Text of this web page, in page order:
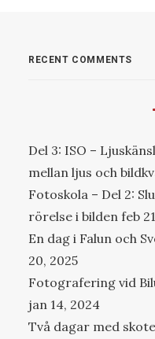
RECENT COMMENTS
Del 3: ISO –
mellan ljus och
Fotoskola – Del 2:
rörelse i bilden feb
En dag i Falun och
20, 2025
Fotografering vid
jan 14, 2024
Två dagar med